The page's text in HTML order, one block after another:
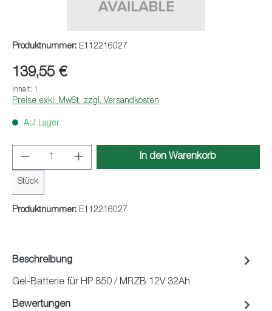
Produktnummer: E112216027
139,55 €
Inhalt: 1
Preise exkl. MwSt. zzgl. Versandkosten
Auf Lager
Produkt Anzahl: Gib den gewünschten
Stück
In den Warenkorb
Produktnummer: E112216027
Beschreibung
Gel-Batterie für HP 850 / MRZB 12V 32Ah
Bewertungen